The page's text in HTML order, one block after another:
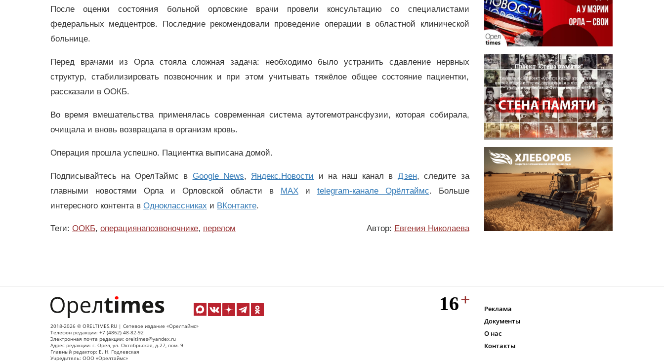
После оценки состояния больной орловские врачи провели консультацию со специалистами
федеральных медцентров. Последние рекомендовали проведение операции в областной клинической
больнице.
Перед врачами из Орла стояла сложная задача: необходимо было устранить сдавление нервных
структур, стабилизировать позвоночник и при этом учитывать тяжёлое общее состояние пациентки,
рассказали в ООКБ.
Во время вмешательства применялась современная система аутогемотрансфузии, которая собирала,
очищала и вновь возвращала в организм кровь.
Операция прошла успешно. Пациентка выписана домой.
Подписывайтесь на ОрелТаймс в Google News, Яндекс.Новости и на наш канал в Дзен, следите за
главными новостями Орла и Орловской области в MAXи telegram-канале Орёлтаймс. Больше
интересного контента в Одноклассниках и ВКонтакте.
Теги: ООКБ, операциянапозвоночнике, перелом Автор: Евгения Николаева
2018-2026 © ORELTIMES.RU | Сетевое издание «Орелтаймс»
Телефон редакции: +7 (4862) 48-82-92
Электронная почта редакции: oreltimes@yandex.ru
Адрес редакции: г. Орел, ул. Октябрьская, д.27, пом. 9
Главный редактор: Е. Н. Годлевская
Учредитель: ООО «Орелтаймс»
Реклама
Документы
О нас
Контакты